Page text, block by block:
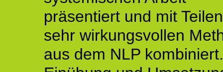
präsentiert und mit
sehr wirkungsvollen
aus dem NLP